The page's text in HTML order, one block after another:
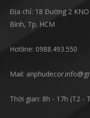
Địa chỉ: 18 Đường 2
Bình, Tp. HCM
Hotline: 0988.493.550
Mail:
Thời gian: 8h - 17h (T2 -